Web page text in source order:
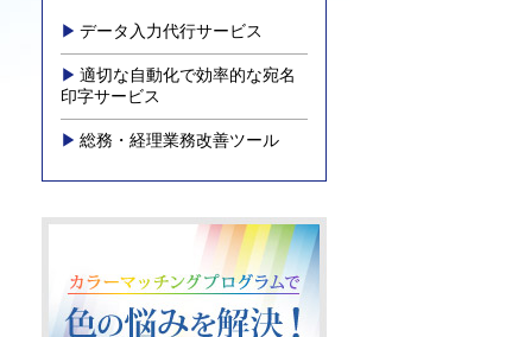
データ入力代行サービス
適切な自動化で効率的な宛名
印字サービス
総務・経理業務改善ツール